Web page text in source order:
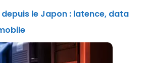
le Japon : latence, data